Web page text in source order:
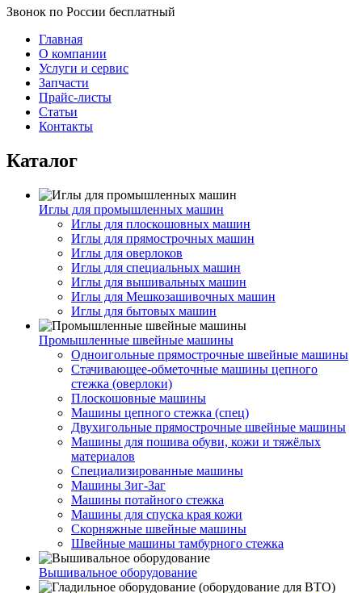
Звонок по России бесплатный
Главная
О компании
Услуги и сервис
Запчасти
Прайс-листы
Статьи
Контакты
Каталог
Иглы для промышленных машин
Иглы для плоскошовных машин
Иглы для прямострочных машин
Иглы для оверлоков
Иглы для специальных машин
Иглы для вышивальных машин
Иглы для Мешкозашивочных машин
Иглы для бытовых машин
Промышленные швейные машины
Одноигольные прямострочные швейные машины
Стачивающее-обметочные машины цепного
стежка (оверлоки)
Плоскошовные машины
Машины цепного стежка (спец)
Двухигольные прямострочные швейные машины
Машины для пошива обуви, кожи и тяжёлых
материалов
Специализированные машины
Машины Зиг-Заг
Машины потайного стежка
Машины для спуска края кожи
Скорняжные швейные машины
Швейные машины тамбурного стежка
Вышивальное оборудование